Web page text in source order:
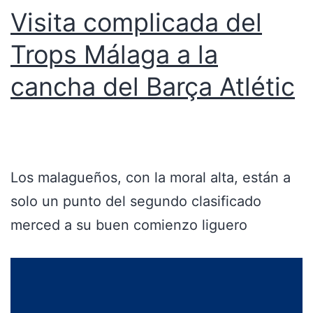
Visita complicada del
Trops Málaga a la
cancha del Barça Atlétic
Los malagueños, con la moral alta, están a
solo un punto del segundo clasificado
merced a su buen comienzo liguero